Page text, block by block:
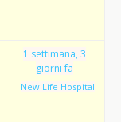
1 settimana, 3
giorni fa
New Life Hospital